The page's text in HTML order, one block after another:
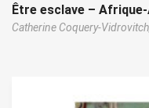
Être esclave –
Catherine Coquery-